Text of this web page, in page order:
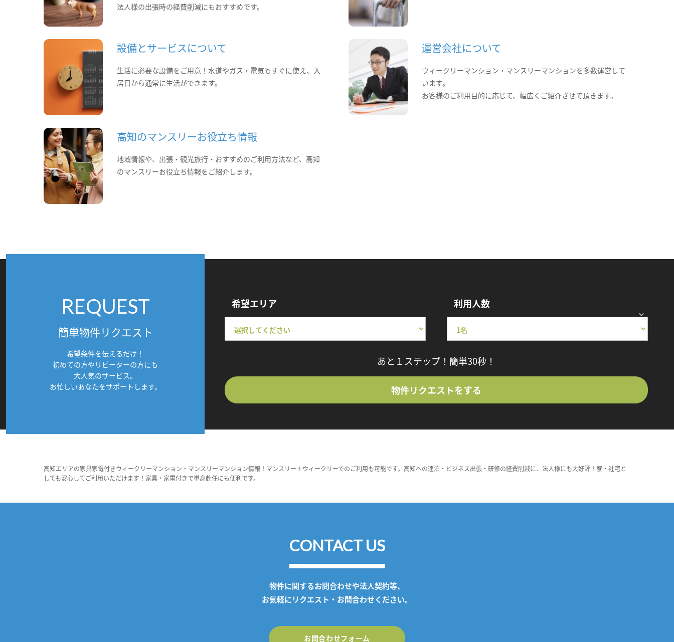
法人様の出張時の経費削減にもおすすめです。
設備とサービスについて
生活に必要な設備をご用意！水道やガス・電気もすぐに使え、入
居日から通常に生活ができます。
運営会社について
ウィークリーマンション・マンスリーマンションを多数運営して
います。
お客様のご利用目的に応じて、幅広くご紹介させて頂きます。
高知のマンスリーお役立ち情報
地域情報や、出張・観光旅行・おすすめのご利用方法など、高知
のマンスリーお役立ち情報をご紹介します。
REQUEST
簡単物件リクエスト
希望条件を伝えるだけ！
初めての方やリピーターの方にも
大人気のサービス。
お忙しいあなたをサポートします。
希望エリア 利用人数
あと１ステップ！簡単30秒！
物件リクエストをする
高知エリアの家具家電付きウィークリーマンション・マンスリーマンション情報！マンスリー＋ウィークリーでのご利用も可能です。高知への連泊・ビジネス出張・研修の経費削減に、法人様にも大好評！寮・社宅と
しても安心してご利用いただけます！家具・家電付きで単身赴任にも便利です。
CONTACT US
物件に関するお問合わせや法人契約等、
お気軽にリクエスト・お問合わせください。
お問合わせフォーム